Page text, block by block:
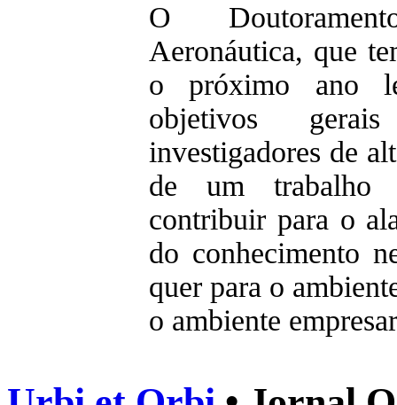
O
Aeronáutica, que
o próximo ano
objetivos
investigadores de
de um trabalho
contribuir para o
do conhecimento
quer para o
o ambiente